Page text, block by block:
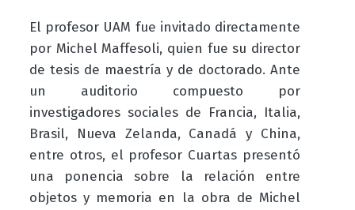
El profesor UAM fue invitado directamente
por Michel Maffesoli, quien fue su director
de tesis de maestría y de doctorado. Ante
un auditorio compuesto por
investigadores sociales de Francia, Italia,
Brasil, Nueva Zelanda, Canadá y China,
entre otros, el profesor Cuartas presentó
una ponencia sobre la relación entre
objetos y memoria en la obra de Michel